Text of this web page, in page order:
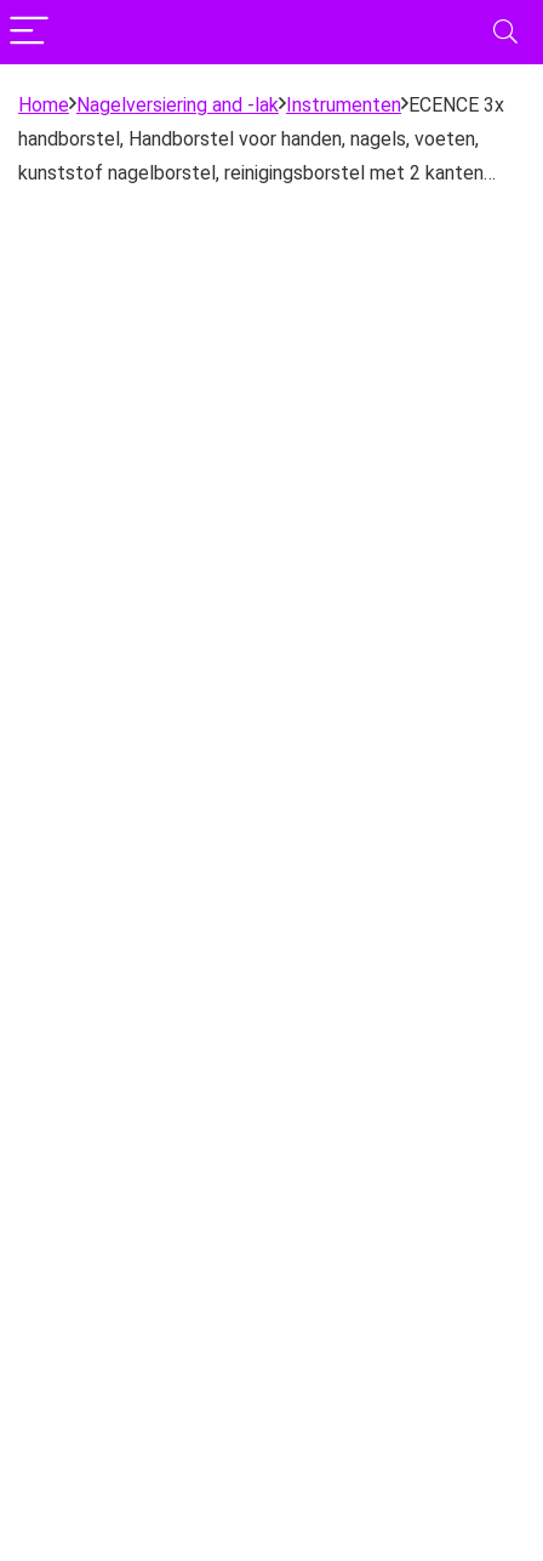
Home Nagelversiering and -lak Instrumenten ECENCE 3x
handborstel, Handborstel voor handen, nagels, voeten,
kunststof nagelborstel, reinigingsborstel met 2 kanten…